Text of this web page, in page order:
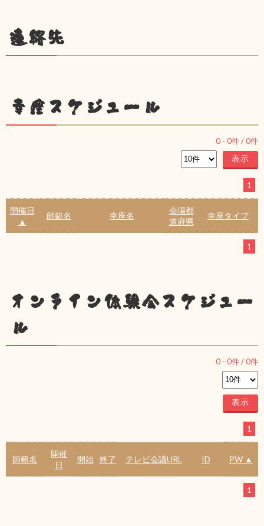
連絡先
幸座スケジュール
0 - 0件 /0件
1
開催日
▲
師範名 幸座名
会場都
道府県
幸座タイプ
1
オンライン体験会スケジュー
ル
0 - 0件 /0件
1
師範名
開催
日
開始 終了 テレビ会議URL ID PW ▲
1